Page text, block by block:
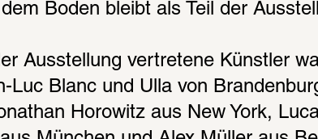
Boden bleibt als Teil der
Ausstellung vertretene Künstler
Luc Blanc und Ulla von
Horowitz aus New York,